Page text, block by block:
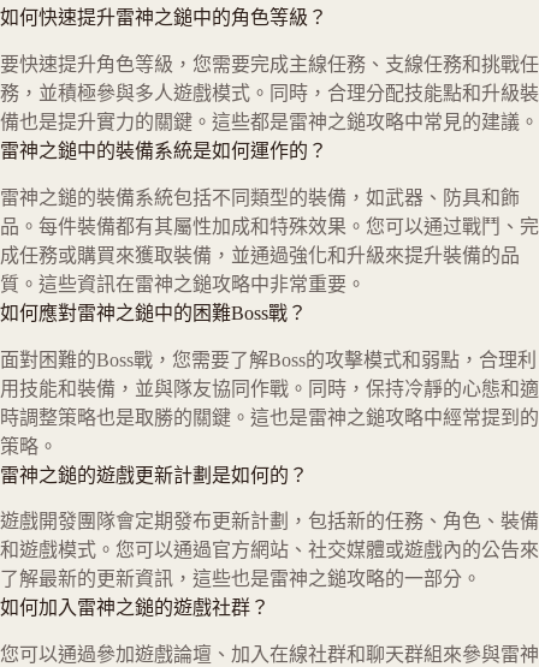
如何快速提升雷神之鎚中的角色等級？
要快速提升角色等級，您需要完成主線任務、支線任務和挑戰任
務，並積極參與多人遊戲模式。同時，合理分配技能點和升級裝
備也是提升實力的關鍵。這些都是雷神之鎚攻略中常見的建議。
雷神之鎚中的裝備系統是如何運作的？
雷神之鎚的裝備系統包括不同類型的裝備，如武器、防具和飾
品。每件裝備都有其屬性加成和特殊效果。您可以通过戰鬥、完
成任務或購買來獲取裝備，並通過強化和升級來提升裝備的品
質。這些資訊在雷神之鎚攻略中非常重要。
如何應對雷神之鎚中的困難Boss戰？
面對困難的Boss戰，您需要了解Boss的攻擊模式和弱點，合理利
用技能和裝備，並與隊友協同作戰。同時，保持冷靜的心態和適
時調整策略也是取勝的關鍵。這也是雷神之鎚攻略中經常提到的
策略。
雷神之鎚的遊戲更新計劃是如何的？
遊戲開發團隊會定期發布更新計劃，包括新的任務、角色、裝備
和遊戲模式。您可以通過官方網站、社交媒體或遊戲內的公告來
了解最新的更新資訊，這些也是雷神之鎚攻略的一部分。
如何加入雷神之鎚的遊戲社群？
您可以通過參加遊戲論壇、加入在線社群和聊天群組來參與雷神